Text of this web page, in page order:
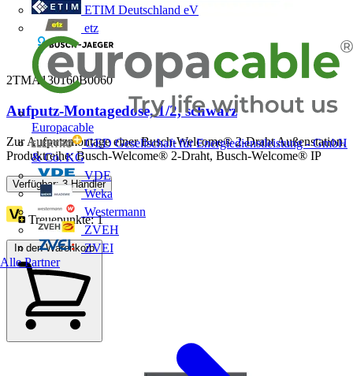
ETIM Deutschland eV
etz
Europacable
GED Gesellschaft für Energiedienstleistung - GmbH
& Co. KG
VDE
Weka
Westermann
ZVEH
ZVEI
Alle Partner
2TMA130160B0060
Aufputz-Montagedose, 1/2, schwarz
Zur Aufputzmontage einer Busch-Welcome® 2-Draht Außenstation.
Produktreihe: Busch-Welcome® 2-Draht​, Busch-Welcome® IP
Verfügbar: 3 Händler
Treuepunkte:1
In den Warenkorb